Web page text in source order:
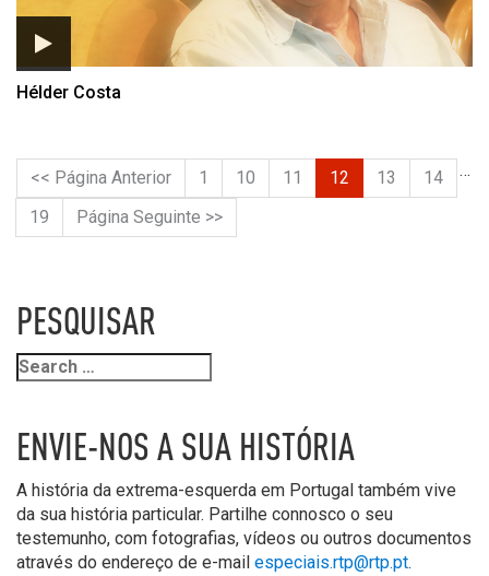
Hélder Costa
<< Página Anterior 1 …
10 11 12 13
14
19
Página Seguinte >>
PESQUISAR
ENVIE-NOS A SUA HISTÓRIA
A história da extrema-esquerda em Portugal também vive
da sua história particular. Partilhe connosco o seu
testemunho, com fotografias, vídeos ou outros documentos
através do endereço de e-mail especiais.rtp@rtp.pt.